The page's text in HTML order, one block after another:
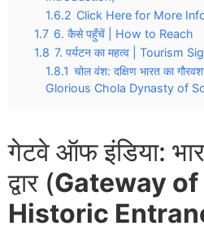
1.6.2 Click Here for More
1.7 6. कैसे पहुँचें | How to Reach
1.8 7. पर्यटन का महत्व | Tourism
1.8.1 चोल वंश: दक्षिण भारत का
Glorious Chola Dynasty of
गेटवे ऑफ इंडिया:
द्वार (Gateway
Historic